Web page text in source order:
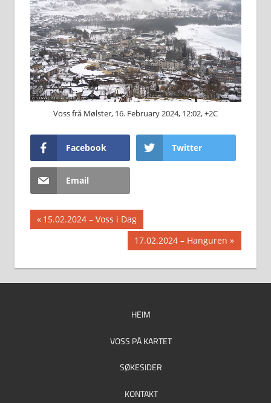
Voss frå Mølster, 16. February 2024, 12:02, +2C
Facebook Twitter
Email
Innleggsnavigasjon
Previous
Post:
15.02.2024 – Voss i Dag
Next
Post:
17.02.2024 – Hanguren
HEIM
VOSS PÅ KARTET
SØKESIDER
KONTAKT